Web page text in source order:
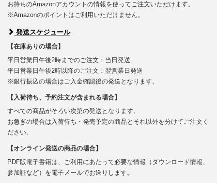
お持ちのAmazonアカウントの情報を使ってご注文いただけます。
※Amazonのポイントはご利用いただけません。
発送スケジュール
【在庫ありの場合】
平日営業日午後2時までのご注文：当日発送
平日営業日午後2時以降のご注文：翌営業日発送
※銀行振込の場合はご入金確認後の発送となります。
【入荷待ち、予約注文が含まれる場合】
すべての商品がそろい次第の発送となります。
お急ぎの場合は入荷待ち・発売予定の商品とそれ以外を分けてご注文く
ださい。
【オンライン発送の商品の場合】
PDF版電子書籍は、ご利用にあたって必要な情報（ダウンロード情報、
参加証など）を電子メールでお送りします。